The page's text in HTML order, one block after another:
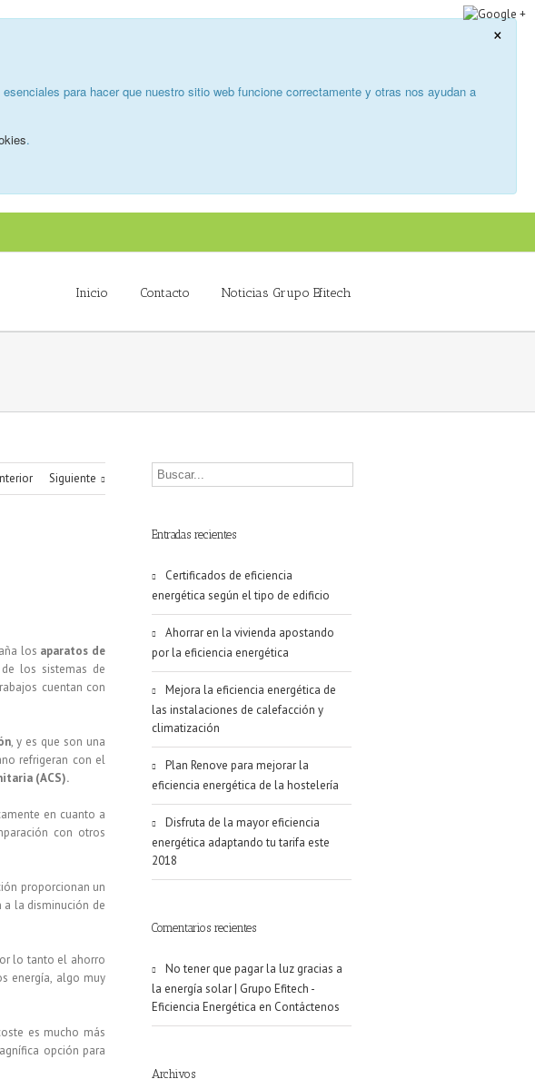
×
para hacer que nuestro sitio web funcione correctamente y otras nos ayudan a
.
Inicio Contacto Noticias Grupo Efitech
Siguiente
los aparatos de
los sistemas de
cuentan con
, y es que son una
refrigeran con el
(ACS).
en cuanto a
con otros
proporcionan un
la disminución de
lo tanto el ahorro
energía, algo muy
es mucho más
opción para
Entradas recientes
Certificados de eficiencia
energética según el tipo de edificio
Ahorrar en la vivienda apostando
por la eficiencia energética
Mejora la eficiencia energética de
las instalaciones de calefacción y
climatización
Plan Renove para mejorar la
eficiencia energética de la hostelería
Disfruta de la mayor eficiencia
energética adaptando tu tarifa este
2018
Comentarios recientes
No tener que pagar la luz gracias a
la energía solar | Grupo Efitech -
Eficiencia Energética en Contáctenos
Archivos